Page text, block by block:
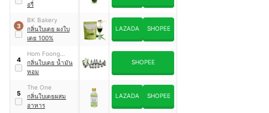
อรี่
3
BK Bakery
กลิ่นใบเตย ผงใบ
เตย 100%
LAZADA SHOPEE
4
Hom Foong
Aromatherapy
กลิ่นใบเตย น้ำมัน
หอม
SHOPEE
5
The One
กลิ่นใบเตยผสม
อาหาร
LAZADA SHOPEE